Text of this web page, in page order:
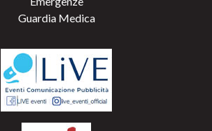
Guardia Medica